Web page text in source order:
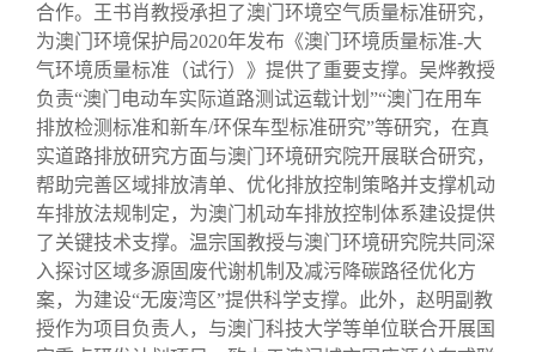
合作。王书肖教授承担了澳门环境空气质量标准研究，
为澳门环境保护局2020年发布《澳门环境质量标准-大
气环境质量标准（试行）》提供了重要支撑。吴烨教授
负责“澳门电动车实际道路测试运载计划”“澳门在用车
排放检测标准和新车/环保车型标准研究”等研究，在真
实道路排放研究方面与澳门环境研究院开展联合研究，
帮助完善区域排放清单、优化排放控制策略并支撑机动
车排放法规制定，为澳门机动车排放控制体系建设提供
了关键技术支撑。温宗国教授与澳门环境研究院共同深
入探讨区域多源固废代谢机制及减污降碳路径优化方
案，为建设“无废湾区”提供科学支撑。此外，赵明副教
授作为项目负责人，与澳门科技大学等单位联合开展国